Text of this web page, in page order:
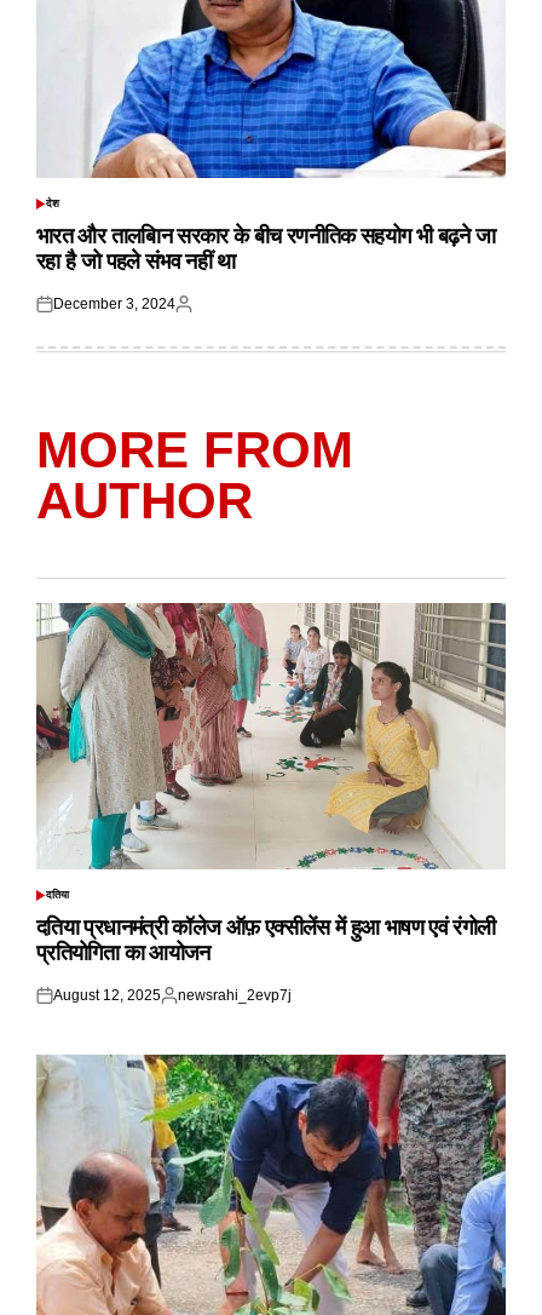
POSTED
देश
भारत और तालबिान सरकार के बीच रणनीतिक सहयोग भी बढ़ने जा
रहा है जो पहले संभव नहीं था
Posted
December 3, 2024
Posted
MORE FROM
AUTHOR
POSTED
दतिया
दतिया प्रधानमंत्री कॉलेज ऑफ़ एक्सीलेंस में हुआ भाषण एवं रंगोली
प्रतियोगिता का आयोजन
Posted
August 12, 2025
Posted
newsrahi_2evp7j